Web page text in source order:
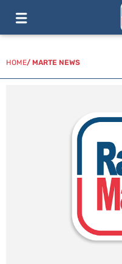
HOME/ MARTE NEWS